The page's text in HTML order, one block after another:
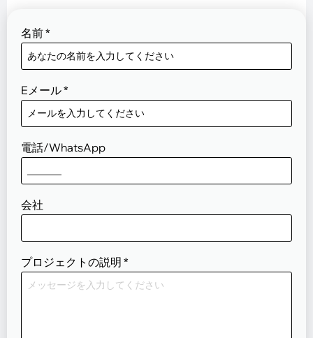
名前*
Eメール*
電話/WhatsApp
会社
プロジェクトの説明 *